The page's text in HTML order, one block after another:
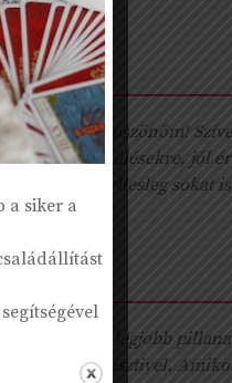
„Köszönöm!
az ülésekre, jól
mellesleg sokat
“A legjobb
Krisztivel.
a siker a